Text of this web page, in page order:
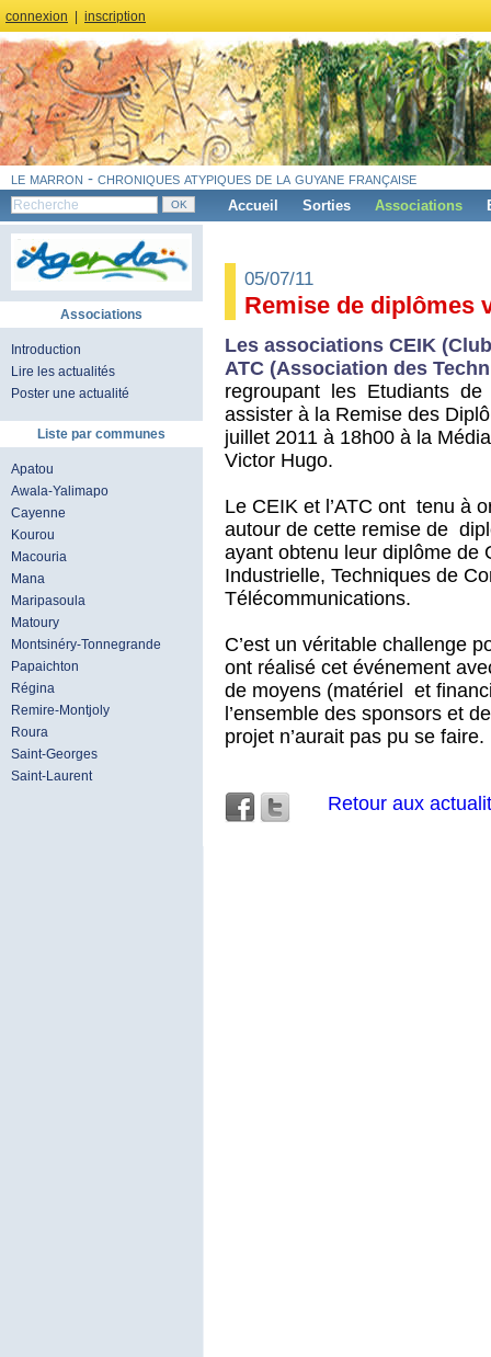
connexion inscription
le marron - chroniques atypiques de la guyane française
Accueil Sorties Associations
Associations
Introduction
Lire les actualités
Poster une actualité
Liste par communes
Apatou
Awala-Yalimapo
Cayenne
Kourou
Macouria
Mana
Maripasoula
Matoury
Montsinéry-Tonnegrande
Papaichton
Régina
Remire-Montjoly
Roura
Saint-Georges
Saint-Laurent
05/07/11
Remise de diplômes
Les associations CEIK
ATC (Association des
regroupant les Etudiants de
assister à la Remise des
juillet 2011 à 18h00 à la
Victor Hugo.
Le CEIK et l’ATC ont tenu à
autour de cette remise de
ayant obtenu leur diplôme
Industrielle, Techniques de
Télécommunications.
C’est un véritable challenge
ont réalisé cet événement
de moyens (matériel et
l’ensemble des sponsors et
projet n’aurait pas pu se faire.
Retour aux